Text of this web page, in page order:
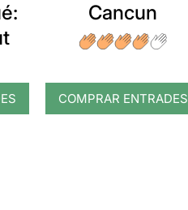
Cancun
COMPRAR ENTRADES